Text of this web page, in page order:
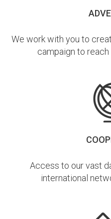
We work with you to
campaign to
Access to our vast
international